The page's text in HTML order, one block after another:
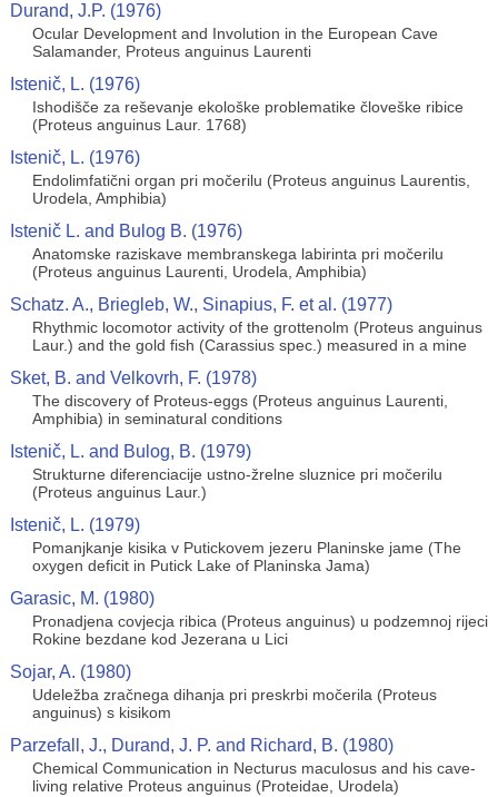
Durand, J.P. (1976)
Ocular Development and Involution in the European Cave
Salamander, Proteus anguinus Laurenti
Istenič, L. (1976)
Ishodišče za reševanje ekološke problematike človeške ribice
(Proteus anguinus Laur. 1768)
Istenič, L. (1976)
Endolimfatični organ pri močerilu (Proteus anguinus Laurentis,
Urodela, Amphibia)
Istenič L. and Bulog B. (1976)
Anatomske raziskave membranskega labirinta pri močerilu
(Proteus anguinus Laurenti, Urodela, Amphibia)
Schatz. A., Briegleb, W., Sinapius, F. et al. (1977)
Rhythmic locomotor activity of the grottenolm (Proteus anguinus
Laur.) and the gold fish (Carassius spec.) measured in a mine
Sket, B. and Velkovrh, F. (1978)
The discovery of Proteus-eggs (Proteus anguinus Laurenti,
Amphibia) in seminatural conditions
Istenič, L. and Bulog, B. (1979)
Strukturne diferenciacije ustno-žrelne sluznice pri močerilu
(Proteus anguinus Laur.)
Istenič, L. (1979)
Pomanjkanje kisika v Putickovem jezeru Planinske jame (The
oxygen deficit in Putick Lake of Planinska Jama)
Garasic, M. (1980)
Pronadjena covjecja ribica (Proteus anguinus) u podzemnoj rijeci
Rokine bezdane kod Jezerana u Lici
Sojar, A. (1980)
Udeležba zračnega dihanja pri preskrbi močerila (Proteus
anguinus) s kisikom
Parzefall, J., Durand, J. P. and Richard, B. (1980)
Chemical Communication in Necturus maculosus and his cave-
living relative Proteus anguinus (Proteidae, Urodela)